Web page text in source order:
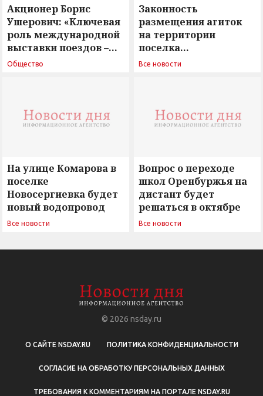
Акционер Борис
Ушерович: «Ключевая
роль международной
выставки поездов –
поиск ответов на
Общество
Законность
размещения агиток
на территории
поселка
Новосергиевка
Все новости
На улице Комарова в
поселке
Новосергиевка будет
новый водопровод
Все новости
Вопрос о переходе
школ Оренбуржья на
дистант будет
решаться в октябре
Все новости
© 2026 nsday.ru
О САЙТЕ NSDAY.RU ПОЛИТИКА КОНФИДЕНЦИАЛЬНОСТИ
СОГЛАСИЕ НА ОБРАБОТКУ ПЕРСОНАЛЬНЫХ ДАННЫХ
ТРЕБОВАНИЯ К КОММЕНТАРИЯМ НА ПОРТАЛЕ NSDAY.RU